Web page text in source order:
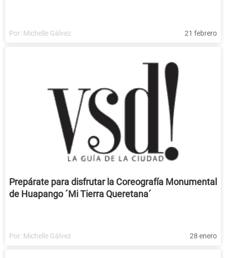
Por: Michelle Gálvez 21 febrero
Prepárate para disfrutar la Coreografía Monumental
de Huapango ´Mi Tierra Queretana´
Por: Michelle Gálvez 28 enero